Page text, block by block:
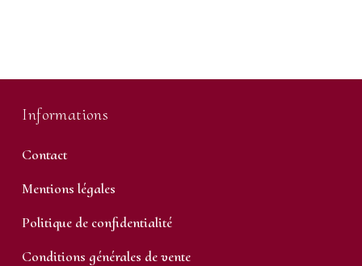
Informations
Contact
Mentions légales
Politique de confidentialité
Conditions générales de vente